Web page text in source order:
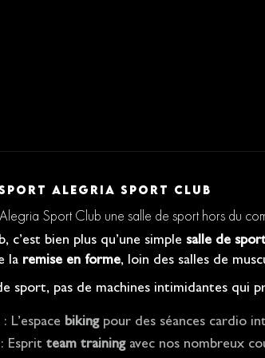
ALEGRIA SPORT CLUB
Sport Club une salle de sport hors du
c’est bien plus qu’une simple salle de
la remise en forme, loin des salles de
sport, pas de machines intimidantes qui
L’espace bikingpour des séances cardio
Esprit team trainingavec nos nombreux